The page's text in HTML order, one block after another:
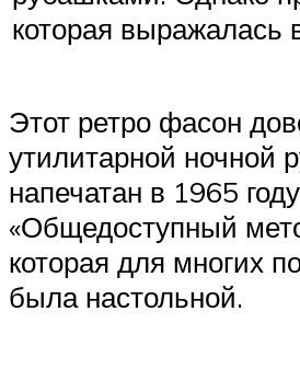
которая выражалась
Этот ретро фасон
утилитарной ночной
напечатан в 1965
«Общедоступный
которая для многих
была настольной.